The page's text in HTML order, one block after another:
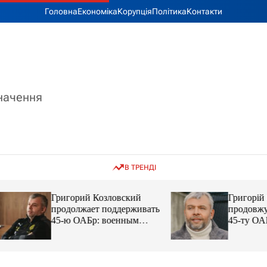
ГоловнаЕкономікаКорупціяПолітикаКонтакти
В ТРЕНДІ
Григорий Козловский
продолжает поддерживать
45-ю ОАБр: военным
передали электробайки
Григорій
продовжує
45-ту ОАБр:
передали